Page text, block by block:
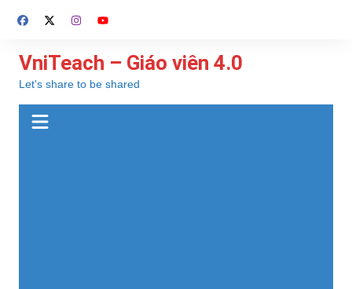
đến
dung
VniTeach – Giáo viên 4.0
Let's share to be shared